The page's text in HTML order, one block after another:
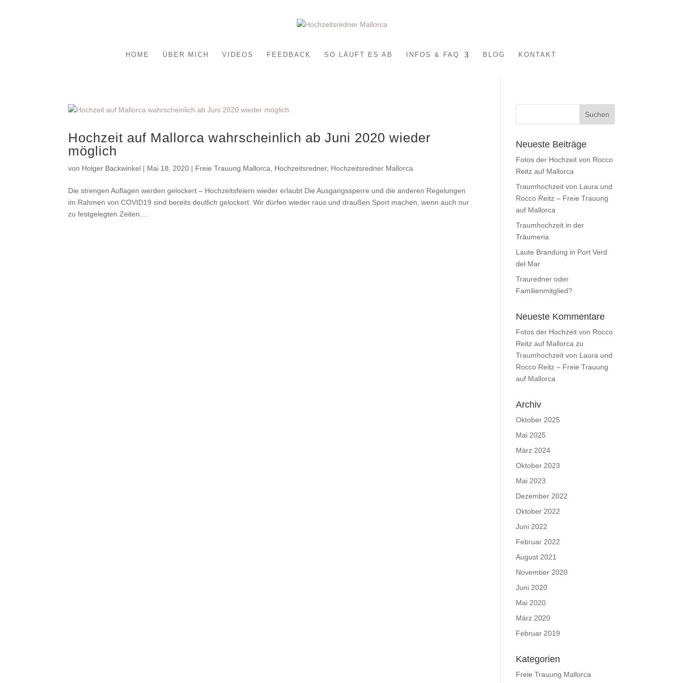
HOME ÜBER MICH VIDEOS FEEDBACK SO LÄUFT ES AB INFOS & FAQ BLOG KONTAKT
Hochzeit auf Mallorca wahrscheinlich ab Juni 2020 wieder
möglich
von Holger Backwinkel | Mai 18, 2020 | Freie Trauung Mallorca Hochzeitsredner, Hochzeitsredner Mallorca
Die strengen Auflagen werden gelockert – Hochzeitsfeiern wieder erlaubt Die Ausgangssperre und die anderen Regelungen
im Rahmen von COVID19 sind bereits deutlich gelockert. Wir dürfen wieder raus und draußen Sport machen, wenn auch nur
zu festgelegten Zeiten....
Neueste Beiträge
Fotos der Hochzeit von Rocco
Reitz auf Mallorca
Traumhochzeit von Laura und
Rocco Reitz – Freie Trauung
auf Mallorca
Traumhochzeit in der
Träumeria
Laute Brandung in Port Verd
del Mar
Trauredner oder
Familienmitglied?
Neueste Kommentare
Fotos der Hochzeit von Rocco
Reitz auf Mallorca zu
Traumhochzeit von Laura und
Rocco Reitz – Freie Trauung
auf Mallorca
Archiv
Oktober 2025
Mai 2025
März 2024
Oktober 2023
Mai 2023
Dezember 2022
Oktober 2022
Juni 2022
Februar 2022
August 2021
November 2020
Juni 2020
Mai 2020
März 2020
Februar 2019
Kategorien
Freie Trauung Mallorca